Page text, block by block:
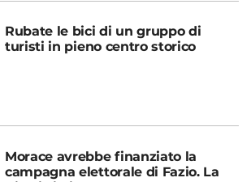
Rubate le bici di un gruppo di
turisti in pieno centro storico
Morace avrebbe finanziato la
campagna elettorale di Fazio. La